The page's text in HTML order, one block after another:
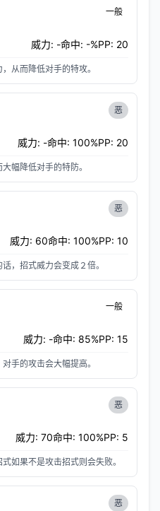
一般
威力: -命中: -%PP: 20
从而降低对手的特攻。
恶
威力: -命中: 100%PP: 20
幅降低对手的特防。
恶
威力: 60命中: 100%PP: 10
，招式威力会变成２倍。
一般
威力: -命中: 85%PP: 15
手的攻击会大幅提高。
恶
威力: 70命中: 100%PP: 5
如果不是攻击招式则会失败。
恶